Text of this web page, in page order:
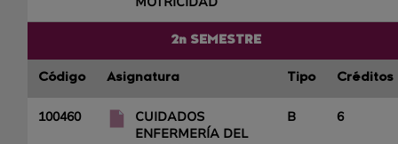
2n SEMESTRE
Código Asignatura Tipo Créditos
100460
CUIDADOS
ENFERMERÍA DEL
B 6